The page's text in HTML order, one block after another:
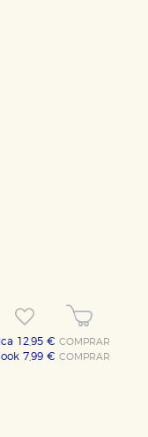
12,95 €COMPRAR
7,99 €COMPRAR